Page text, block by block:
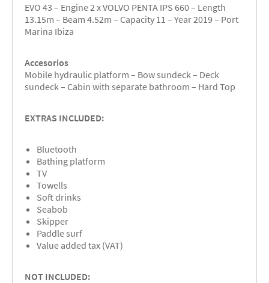
EVO 43 – Engine 2 x VOLVO PENTA IPS 660 – Length
13.15m – Beam 4.52m – Capacity 11 – Year 2019 – Port
Marina Ibiza
Accesorios
Mobile hydraulic platform – Bow sundeck – Deck
sundeck – Cabin with separate bathroom – Hard Top
EXTRAS INCLUDED:
Bluetooth
Bathing platform
TV
Towells
Soft drinks
Seabob
Skipper
Paddle surf
Value added tax (VAT)
NOT INCLUDED: